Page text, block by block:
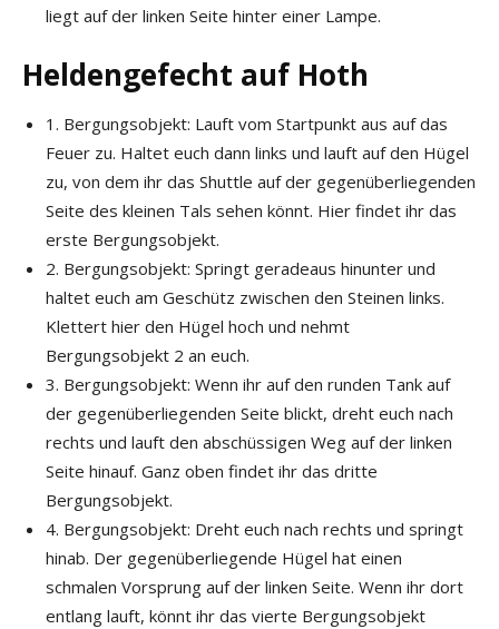
liegt auf der linken Seite hinter einer Lampe.
Heldengefecht auf Hoth
1. Bergungsobjekt: Lauft vom Startpunkt aus auf das
Feuer zu. Haltet euch dann links und lauft auf den Hügel
zu, von dem ihr das Shuttle auf der gegenüberliegenden
Seite des kleinen Tals sehen könnt. Hier findet ihr das
erste Bergungsobjekt.
2. Bergungsobjekt: Springt geradeaus hinunter und
haltet euch am Geschütz zwischen den Steinen links.
Klettert hier den Hügel hoch und nehmt
Bergungsobjekt 2 an euch.
3. Bergungsobjekt: Wenn ihr auf den runden Tank auf
der gegenüberliegenden Seite blickt, dreht euch nach
rechts und lauft den abschüssigen Weg auf der linken
Seite hinauf. Ganz oben findet ihr das dritte
Bergungsobjekt.
4. Bergungsobjekt: Dreht euch nach rechts und springt
hinab. Der gegenüberliegende Hügel hat einen
schmalen Vorsprung auf der linken Seite. Wenn ihr dort
entlang lauft, könnt ihr das vierte Bergungsobjekt